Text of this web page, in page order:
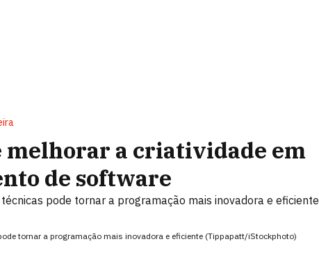
melhorar a criatividade em
de software
pode tornar a programação mais inovadora e eficiente
tornar a programação mais inovadora e eficiente (Tippapatt/iStockphoto)